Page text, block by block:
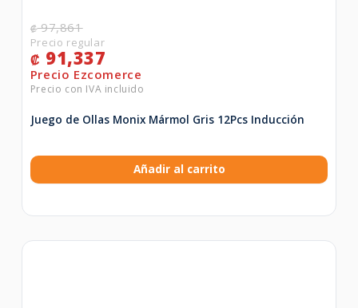
₡97,861
₡ 91,337
Juego de Ollas Monix Mármol Gris 12Pcs Inducción
Añadir al carrito